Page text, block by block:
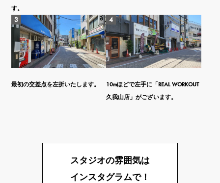
す。
最初の交差点を左折いたします。
10mほどで左手に「REAL WORKOUT
久我山店」がございます。
スタジオの雰囲気は
インスタグラムで！